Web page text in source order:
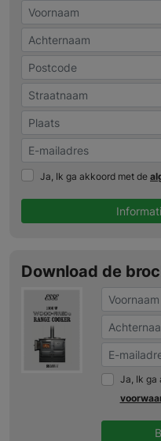
Ja, Ik ga akkoord met de
Download de
Ja, Ik ga